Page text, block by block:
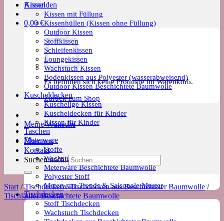
Kissen
Kissen mit Füllung
Kissenhüllen (Kissen ohne Füllung)
Outdoor Kissen
Stoffkissen
Schleifenkissen
Loungekissen
Wachstuch Kissen
Bodenkissen aus Polyester (wasserabweisend)
Outdoor Kissen Beschichtete Baumwolle
Kuscheldecken
Kuschelige Kissen
Kuscheldecken für Kinder
Kissen für Kinder
Taschen
Meterware
Stoffe
Wachstuch Stoff
Meterware Beschichtete Baumwolle
Polyester Stoff
Meterware Trends & Saisonale Muster
Tischdecken
Stoff Tischdecken
Wachstuch Tischdecken
Anmelden
0,00€
Es befinden sich keine Produkte im Warenkorb.
Zurück zum Shop
Meine Wünsche
Über uns
Kontakt
Suchen nach:
Start / Tischdecken / Tischdecken aus Beschichteter Baumwolle /
Tischläufer Beschichtete Baumwolle